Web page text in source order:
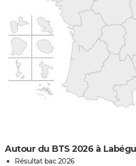
Autour du BTS 2026 à
Résultat bac 2026